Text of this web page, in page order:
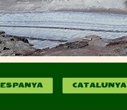
ESPANYA CATALUNYA